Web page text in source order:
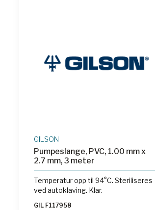
GILSON
Pumpeslange, PVC, 1.00 mm x
2.7 mm, 3 meter
Temperatur opp til 94°C. Steriliseres
ved autoklaving. Klar.
GIL F117958